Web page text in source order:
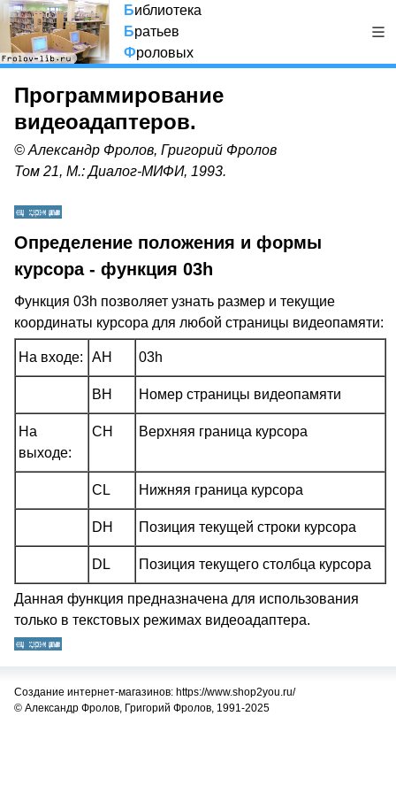
Библиотека
Братьев
Фроловых
Программирование
видеоадаптеров.
© Александр Фролов, Григорий Фролов
Том 21, М.: Диалог-МИФИ, 1993.
Определение положения и формы
курсора - функция 03h
Функция 03h позволяет узнать размер и текущие
координаты курсора для любой страницы видеопамяти:
На входе: AH 03h
BH Номер страницы видеопамяти
На
выходе:
CH Верхняя граница курсора
CL Нижняя граница курсора
DH Позиция текущей строки курсора
DL Позиция текущего столбца курсора
Данная функция предназначена для использования
только в текстовых режимах видеоадаптера.
Создание интернет-магазинов: https://www.shop2you.ru/
© Александр Фролов, Григорий Фролов, 1991-2025